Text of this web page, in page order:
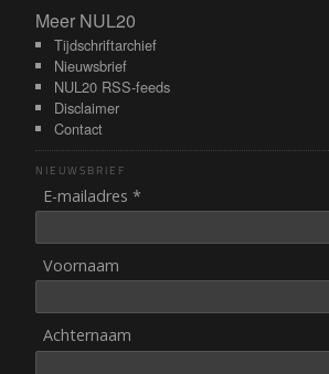
Meer NUL20
Meer NUL20
Tijdschriftarchief
Nieuwsbrief
NUL20 RSS-feeds
Disclaimer
Contact
NIEUWSBRIEF
E-mailadres *
Voornaam
Achternaam